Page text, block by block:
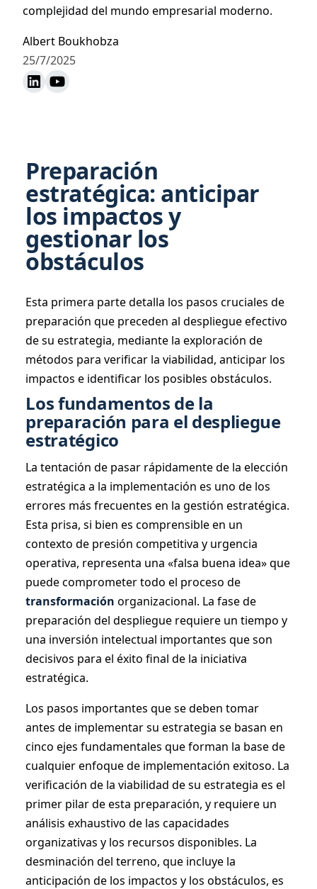
complejidad del mundo empresarial moderno.
Albert Boukhobza
25/7/2025
Preparación
estratégica: anticipar
los impactos y
gestionar los
obstáculos
Esta primera parte detalla los pasos cruciales de
preparación que preceden al despliegue efectivo
de su estrategia, mediante la exploración de
métodos para verificar la viabilidad, anticipar los
impactos e identificar los posibles obstáculos.
Los fundamentos de la
preparación para el despliegue
estratégico
La tentación de pasar rápidamente de la elección
estratégica a la implementación es uno de los
errores más frecuentes en la gestión estratégica.
Esta prisa, si bien es comprensible en un
contexto de presión competitiva y urgencia
operativa, representa una «falsa buena idea» que
puede comprometer todo el proceso de
transformación organizacional. La fase de
preparación del despliegue requiere un tiempo y
una inversión intelectual importantes que son
decisivos para el éxito final de la iniciativa
estratégica.
Los pasos importantes que se deben tomar
antes de implementar su estrategia se basan en
cinco ejes fundamentales que forman la base de
cualquier enfoque de implementación exitoso. La
verificación de la viabilidad de su estrategia es el
primer pilar de esta preparación, y requiere un
análisis exhaustivo de las capacidades
organizativas y los recursos disponibles. La
desminación del terreno, que incluye la
anticipación de los impactos y los obstáculos, es